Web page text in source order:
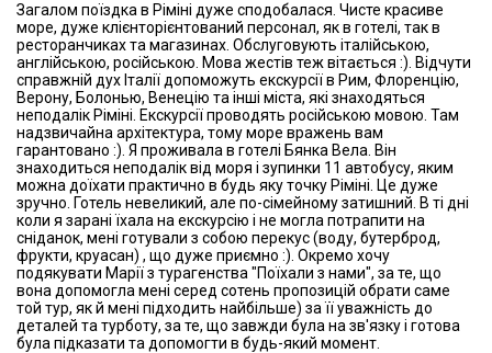
Загалом поїздка в Ріміні дуже сподобалася. Чисте красиве
море, дуже клієнторієнтований персонал, як в готелі, так в
ресторанчиках та магазинах. Обслуговують італійською,
англійською, російською. Мова жестів теж вітається :). Відчути
справжній дух Італії допоможуть екскурсії в Рим, Флоренцію,
Верону, Болонью, Венецію та інші міста, які знаходяться
неподалік Ріміні. Екскурсії проводять російською мовою. Там
надзвичайна архітектура, тому море вражень вам
гарантовано :). Я проживала в готелі Бянка Вела. Він
знаходиться неподалік від моря і зупинки 11 автобусу, яким
можна доїхати практично в будь яку точку Ріміні. Це дуже
зручно. Готель невеликий, але по-сімейному затишний. В ті дні
коли я зарані їхала на екскурсію і не могла потрапити на
сніданок, мені готували з собою перекус (воду, бутерброд,
фрукти, круасан) , що дуже приємно :). Окремо хочу
подякувати Марії з турагенства "Поїхали з нами", за те, що
вона допомогла мені серед сотень пропозицій обрати саме
той тур, як й мені підходить найбільше) за її уважність до
деталей та турботу, за те, що завжди була на зв'язку і готова
була підказати та допомогти в будь-який момент.